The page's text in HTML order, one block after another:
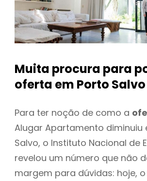
Muita procura para
oferta em Porto Salvo
Para ter noção de como a
Alugar Apartamento diminuiu
Salvo, o Instituto Nacional de
revelou um número que não
margem para dúvidas: hoje,